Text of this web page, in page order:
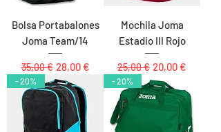
Bolsa Portabalones
Joma Team/14
Precio
35,00 € Precio de oferta
28,00 €
Mochila Joma
Estadio III Rojo
Precio
25,00 € Precio de oferta
20,00 €
- 20% - 20%